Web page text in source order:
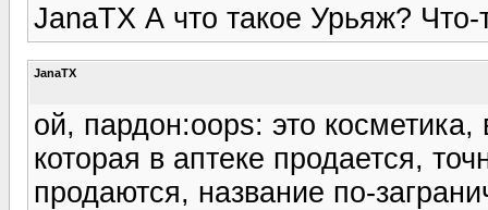
JanaTX А что такое Урьяж?
JanaTX
ой, пардон:oops: это
которая в аптеке продается,
продаются, название по-